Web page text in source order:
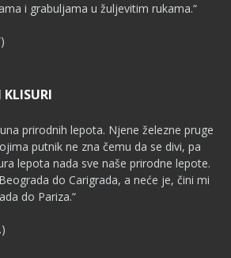
i grabuljama u žuljevitim rukama.“
KLISURI
prirodnih lepota. Njene železne pruge
putnik ne zna čemu da se divi, pa
lepota nada sve naše prirodne lepote.
do Carigrada, a neće je, čini mi
do Pariza.“